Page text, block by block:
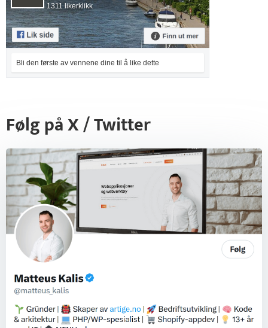
1311 likerklikk
Bli den første av vennene dine til å like dette
Følg på X / Twitter